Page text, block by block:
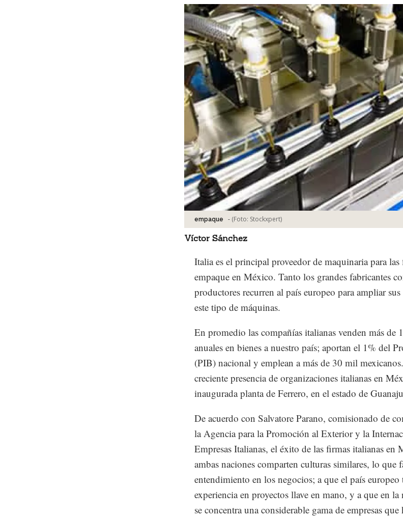
empaque - (Foto: Stockxpert)
Víctor Sánchez
Italia es el principal proveedor de maquinaria para
empaque en México. Tanto los grandes fabricantes
productores recurren al país europeo para ampliar
este tipo de máquinas.
En promedio las compañías italianas venden más de
anuales en bienes a nuestro país; aportan el 1% del
(PIB) nacional y emplean a más de 30 mil
creciente presencia de organizaciones italianas en
inaugurada planta de Ferrero, en el estado de
De acuerdo con Salvatore Parano, comisionado de
la Agencia para la Promoción al Exterior y la
Empresas Italianas, el éxito de las firmas italianas en
ambas naciones comparten culturas similares, lo que
entendimiento en los negocios; a que el país europeo
experiencia en proyectos llave en mano, y a que en
se concentra una considerable gama de empresas